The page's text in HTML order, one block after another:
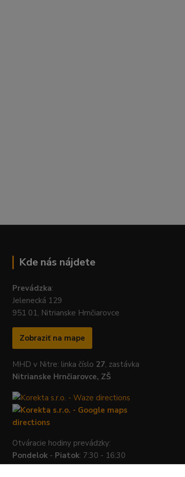
Kde nás nájdete
Prevádzka:
Jelenecká 129
951 01, Nitrianske Hrnčiarovce
Zobraziť na mape
MHD v Nitre: linka číslo 27, zastávka
Nitrianske Hrnčiarovce, ZŠ
Otváracie hodiny prevádzky:
Pondelok - Piatok: 7:30 - 16:30